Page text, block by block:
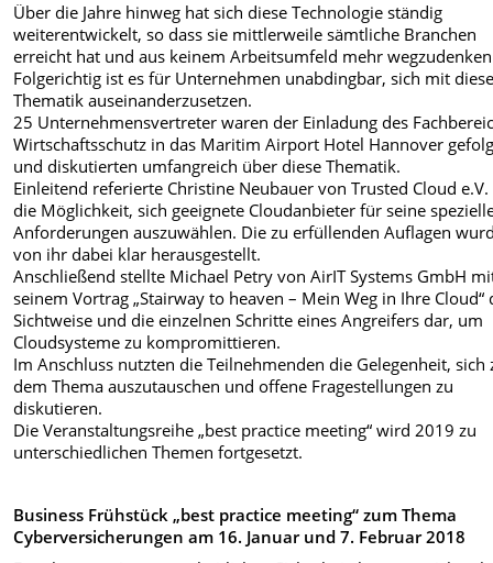
Über die Jahre hinweg hat sich diese Technologie ständig
weiterentwickelt, so dass sie mittlerweile sämtliche Branchen
erreicht hat und aus keinem Arbeitsumfeld mehr
Folgerichtig ist es für Unternehmen unabdingbar, sich mit
Thematik auseinanderzusetzen.
25 Unternehmensvertreter waren der Einladung des
Wirtschaftsschutz in das Maritim Airport Hotel Hannover
und diskutierten umfangreich über diese Thematik.
Einleitend referierte Christine Neubauer von Trusted Cloud
die Möglichkeit, sich geeignete Cloudanbieter für seine
Anforderungen auszuwählen. Die zu erfüllenden Auflagen
von ihr dabei klar herausgestellt.
Anschließend stellte Michael Petry von AirIT Systems GmbH
seinem Vortrag „Stairway to heaven – Mein Weg in Ihre Cloud“
Sichtweise und die einzelnen Schritte eines Angreifers dar, um
Cloudsysteme zu kompromittieren.
Im Anschluss nutzten die Teilnehmenden die Gelegenheit, sich
dem Thema auszutauschen und offene Fragestellungen zu
diskutieren.
Die Veranstaltungsreihe „best practice meeting“ wird 2019 zu
unterschiedlichen Themen fortgesetzt.
Business Frühstück „best practice meeting“ zum Thema
Cyberversicherungen am 16. Januar und 7. Februar 2018